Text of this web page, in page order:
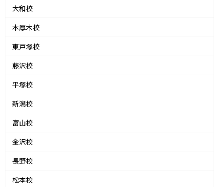
大和校
本厚木校
東戸塚校
藤沢校
平塚校
新潟校
富山校
金沢校
長野校
松本校